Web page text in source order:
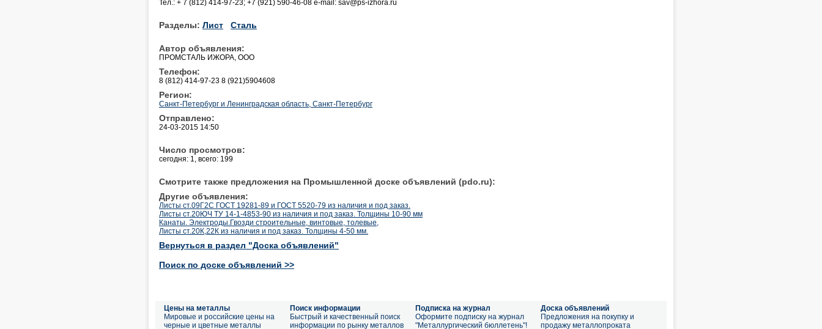
Тел.: + 7 (812) 414-97-23; +7 (921) 590-46-08 e-mail: sav@ps-izhora.ru
Разделы: Лист Сталь
Автор объявления:
ПРОМСТАЛЬ ИЖОРА, ООО
Телефон:
8 (812) 414-97-23 8 (921)5904608
Регион:
Санкт-Петербург и Ленинградская область, Санкт-Петербург
Отправлено:
24-03-2015 14:50
Число просмотров:
сегодня: 1, всего: 199
Смотрите также предложения на Промышленной доске объявлений (pdo.ru):
Другие объявления:
Листы ст.09Г2С ГОСТ 19281-89 и ГОСТ 5520-79 из наличия и под заказ.
Листы ст.20ЮЧ ТУ 14-1-4853-90 из наличия и под заказ. Толщины 10-90 мм
Канаты. Электроды.Гвозди строительные, винтовые, толевые,
Листы ст.20К,22К из наличия и под заказ. Толщины 4-50 мм.
Вернуться в раздел "Доска объявлений"
Поиск по доске объявлений >>
Цены на металлы
Мировые и российские цены на
черные и цветные металлы
Поиск информации
Быстрый и качественный поиск
информации по рынку металлов
Подписка на журнал
Оформите подписку на журнал
"Металлургический бюллетень"!
Доска объявлений
Предложения на покупку и
продажу металлопроката